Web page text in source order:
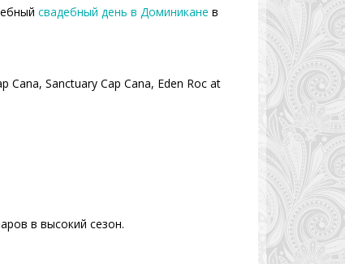
свадебный день в Доминикане в
Sanctuary Cap Cana, Eden Roc at
в высокий сезон.